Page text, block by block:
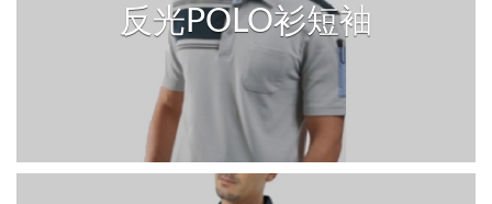
反光POLO衫短袖